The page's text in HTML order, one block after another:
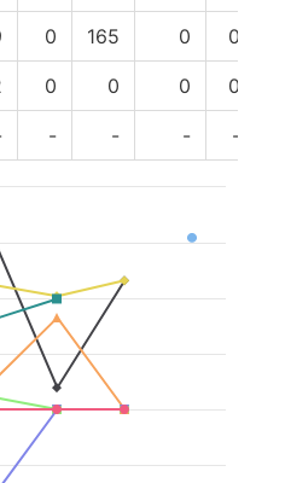
0 165 0 0
0 0 0 0
- - - -